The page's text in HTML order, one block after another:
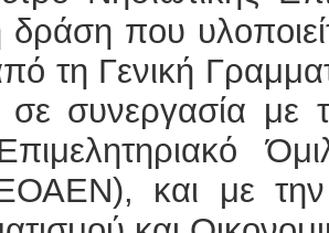
δράση που
τη Γενική
σε συνεργασία με
και με την